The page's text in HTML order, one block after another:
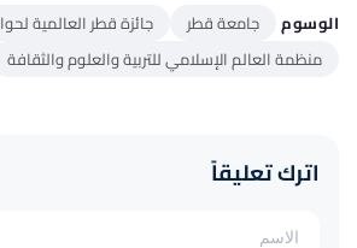
الوسوم جامعة قطر
جائزة قطر العالمية
منظمة العالم الإسلامي للتربية والعلوم والثقافة
اترك تعليقاً